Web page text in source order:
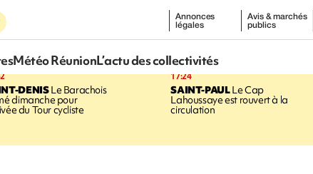
Annonces
légales
Avis & marchés
publics
Météo RéunionL’actu des collectivités
DENISLe Barachois
dimanche pour
du Tour cycliste
17:24
SAINT-PAULLe Cap
Lahoussaye est rouvert à la
circulation